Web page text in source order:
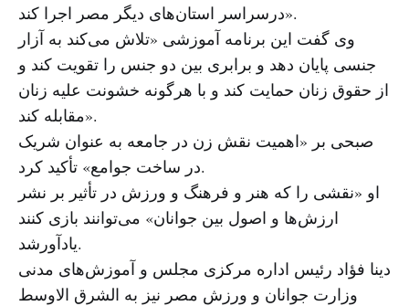
درسراسر استان‌های دیگر مصر اجرا کند».
وی گفت این برنامه آموزشی «تلاش می‌کند به آزار
جنسی پایان دهد و برابری بین دو جنس را تقویت کند و
از حقوق زنان حمایت کند و با هرگونه خشونت علیه زنان
مقابله کند».
صبحی بر «اهمیت نقش زن در جامعه به عنوان شریک
در ساخت جوامع» تأکید کرد.
او «نقشی را که هنر و فرهنگ و ورزش در تأثیر بر نشر
ارزش‌ها و اصول بین جوانان» می‌توانند بازی کنند
یادآورشد.
دینا فؤاد رئیس اداره مرکزی مجلس و آموزش‌های مدنی
وزارت جوانان و ورزش مصر نیز به الشرق الاوسط